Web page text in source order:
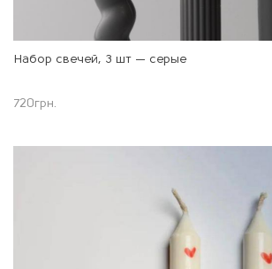
Набор свечей, 3 шт — серые
720грн.